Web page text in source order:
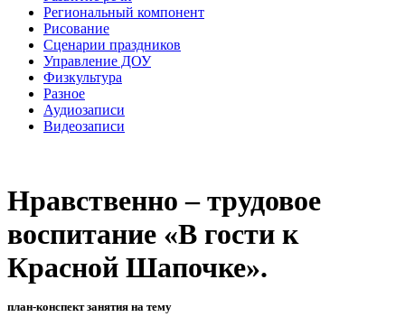
Региональный компонент
Рисование
Сценарии праздников
Управление ДОУ
Физкультура
Разное
Аудиозаписи
Видеозаписи
Нравственно – трудовое
воспитание «В гости к
Красной Шапочке».
план-конспект занятия на тему